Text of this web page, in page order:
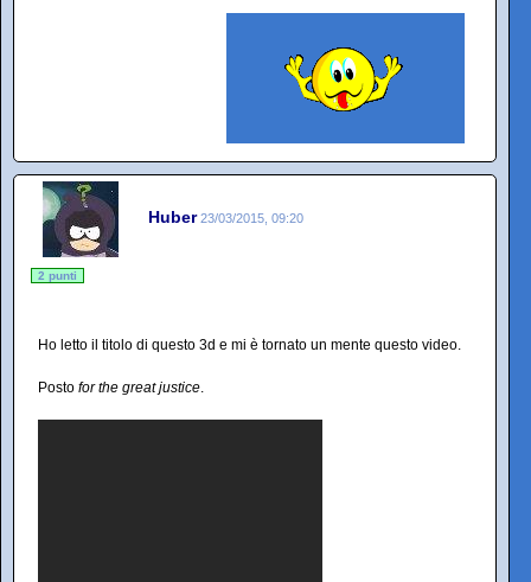
Huber 23/03/2015, 09:20
2 punti
Ho letto il titolo di questo 3d e mi è tornato un mente questo video.
Posto for the great justice.